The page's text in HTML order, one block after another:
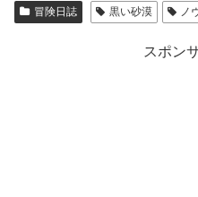
冒険日誌 黒い砂漠 ノ
スポン